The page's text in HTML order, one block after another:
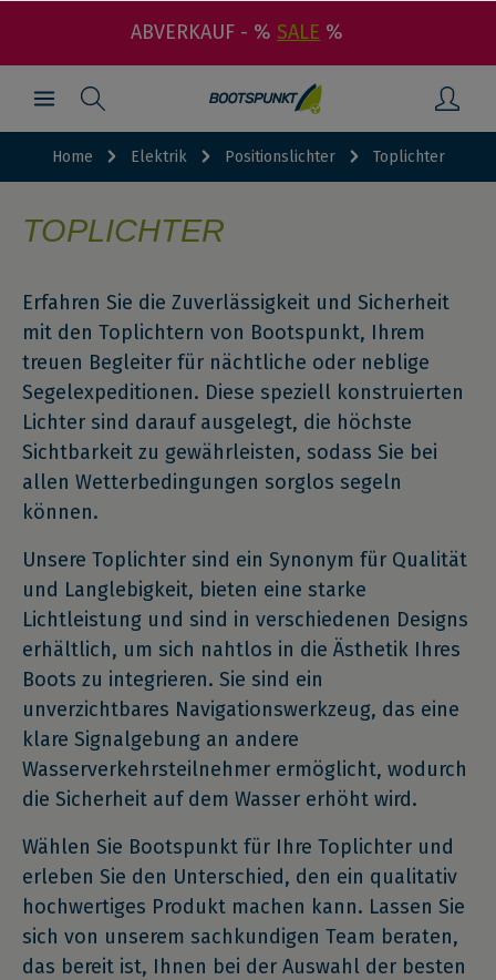
ABVERKAUF - % SALE %
Home Elektrik Positionslichter Toplichter
TOPLICHTER
Erfahren Sie die Zuverlässigkeit und Sicherheit
mit den Toplichtern von Bootspunkt, Ihrem
treuen Begleiter für nächtliche oder neblige
Segelexpeditionen. Diese speziell konstruierten
Lichter sind darauf ausgelegt, die höchste
Sichtbarkeit zu gewährleisten, sodass Sie bei
allen Wetterbedingungen sorglos segeln
können.
Unsere Toplichter sind ein Synonym für Qualität
und Langlebigkeit, bieten eine starke
Lichtleistung und sind in verschiedenen Designs
erhältlich, um sich nahtlos in die Ästhetik Ihres
Boots zu integrieren. Sie sind ein
unverzichtbares Navigationswerkzeug, das eine
klare Signalgebung an andere
Wasserverkehrsteilnehmer ermöglicht, wodurch
die Sicherheit auf dem Wasser erhöht wird.
Wählen Sie Bootspunkt für Ihre Toplichter und
erleben Sie den Unterschied, den ein qualitativ
hochwertiges Produkt machen kann. Lassen Sie
sich von unserem sachkundigen Team beraten,
das bereit ist, Ihnen bei der Auswahl der besten